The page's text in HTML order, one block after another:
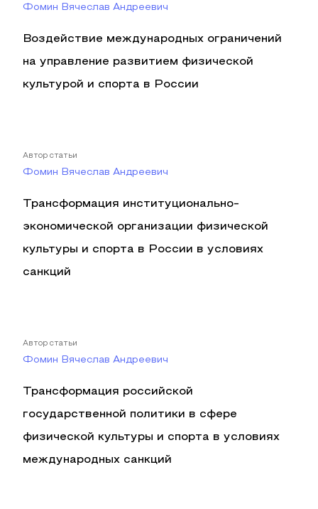
Фомин Вячеслав Андреевич
Воздействие международных ограничений
на управление развитием физической
культурой и спорта в России
Автор статьи
Фомин Вячеслав Андреевич
Трансформация институционально-
экономической организации физической
культуры и спорта в России в условиях
санкций
Автор статьи
Фомин Вячеслав Андреевич
Трансформация российской
государственной политики в сфере
физической культуры и спорта в условиях
международных санкций